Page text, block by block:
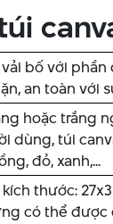
bố với
an toàn với
hoặc trắng
dùng, túi
đỏ, xanh,...
thước:
có thể